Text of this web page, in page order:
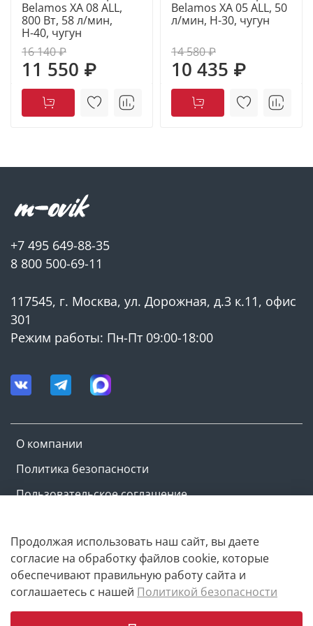
Это универсальная станция водоснабжения для
частного дома, насосная станция для дачи и бани,
насос для воды с автоматикой.
• Напор: до 44 м — стабильное давление 3–4 бар
• Производительность: до 73 л/мин (4380 л/ч)
• Глубина всасывания: до 8 м
• Напряжение: 220–230 В / 50 Гц
• Температура воды: до +35 °C
водоснабжения дома.
► ГЛАВНАЯ ФИШКА
• Чугунный корпус насосной станции — меньше
вибраций, выше ресурс
• Встроенный гидроаккумулятор — защита от
гидроударов
• Реле давления + манометр — полностью
Belamos XA 08 ALL,
800 Вт, 58 л/мин,
Н-40, чугун
16 140 ₽
11 550 ₽
Belamos XA 05 ALL, 50
л/мин, Н-30, чугун
14 580 ₽
10 435 ₽
О компании
Политика безопасности
Пользовательское соглашение
+7 495 649-88-35
8 800 500-69-11
117545, г. Москва, ул. Дорожная, д.3 к.11, офис
301
Режим работы: Пн-Пт 09:00-18:00
Copyright © M-ovik.ru. 2022-2026
Продолжая использовать наш сайт, вы даете
согласие на обработку файлов cookie, которые
обеспечивают правильную работу сайта и
соглашаетесь с нашей Политикой безопасности